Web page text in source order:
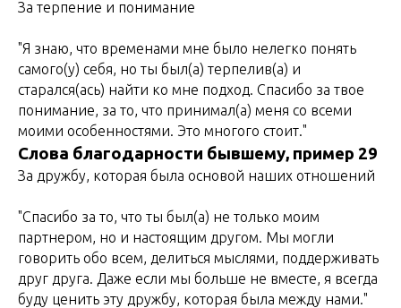
За терпение и понимание
"Я знаю, что временами мне было нелегко понять
самого(у) себя, но ты был(а) терпелив(а) и
старался(ась) найти ко мне подход. Спасибо за твое
понимание, за то, что принимал(а) меня со всеми
моими особенностями. Это многого стоит."
Слова благодарности бывшему, пример 29
За дружбу, которая была основой наших отношений
"Спасибо за то, что ты был(а) не только моим
партнером, но и настоящим другом. Мы могли
говорить обо всем, делиться мыслями, поддерживать
друг друга. Даже если мы больше не вместе, я всегда
буду ценить эту дружбу, которая была между нами."